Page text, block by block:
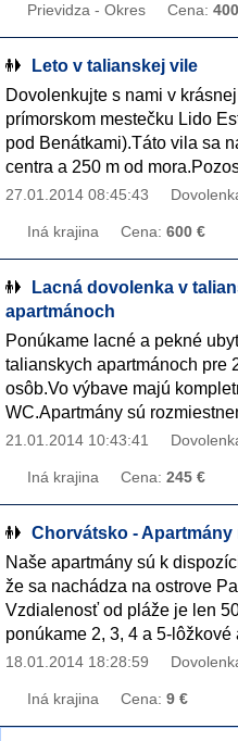
Prievidza - Okres Cena:
Leto v talianskej vile
Dovolenkujte s nami v
prímorskom mestečku Lido
pod Benátkami).Táto vila sa
centra a 250 m od
27.01.2014 08:45:43
Iná krajina Cena: 600 €
Lacná dovolenka v
apartmánoch
Ponúkame lacné a pekné
talianskych apartmánoch pre
osôb.Vo výbave majú
WC.Apartmány sú
21.01.2014 10:43:41
Iná krajina Cena: 245 €
Chorvátsko - Apartmány
Naše apartmány sú k
že sa nachádza na ostrove
Vzdialenosť od pláže je len
ponúkame 2, 3, 4 a 5-
18.01.2014 18:28:59
Iná krajina Cena: 9 €